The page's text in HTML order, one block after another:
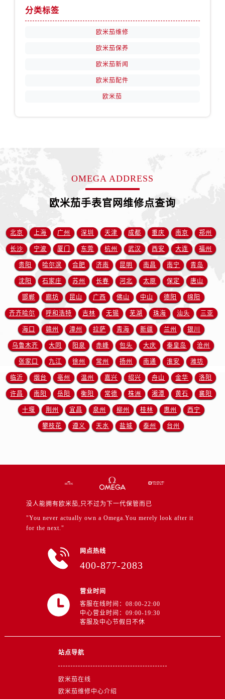
四川省巴中市巴州区江北大道售后服务中心（需提前预约）
四川省成都市锦江区人民东路6号SAC东原中心24层2406B室售后服务中心（需提前预约）
四川省达州市通川区中心广场、老车坝售后服务中心（需提前预约）
四川省德阳市旌阳区长江西路、南街售后服务中心（需提前预约）
四川省甘孜州市康定市情歌广场、箭炉街售后服务中心（需提前预约）
四川省广安市广安区建安南路售后服务中心（需提前预约）
四川省广元市利州区老城南北街、东大街售后服务中心（需提前预约）
四川省乐山市市中区嘉定中路售后服务中心（需提前预约）
四川省凉山州市西昌市大巷口下街售后服务中心（需提前预约）
四川省泸州市江阳区治平路售后服务中心（需提前预约）
四川省眉山市东坡区三苏路售后服务中心（需提前预约）
四川省绵阳市涪城区翠花街售后服务中心（需提前预约）
四川省南充市高坪区江东大道售后服务中心（需提前预约）
四川省雅安市雨城区熊猫大道售后服务中心（需提前预约）
分类标签
欧米茄维修
欧米茄保养
欧米茄新闻
欧米茄配件
欧米茄
OMEGA ADDRESS
欧米茄手表官网维修点查询
北京 上海 广州 深圳 天津 成都 重庆 南京 郑州
长沙 宁波 厦门 东莞 杭州 武汉 西安 大连 福州
贵阳 哈尔滨 合肥 济南 昆明 南昌 南宁 青岛
沈阳 石家庄 苏州 长春 河北 太原 保定 唐山
邯郸 廊坊 昆山 广西 佛山 中山 德阳 绵阳
齐齐哈尔 呼和浩特 吉林 无锡 芜湖 珠海 汕头 三亚
海口 赣州 漳州 拉萨 青海 新疆 兰州 银川
乌鲁木齐 大同 阳泉 赤峰 包头 大庆 秦皇岛 沧州
张家口 九江 徐州 常州 扬州 南通 淮安 潍坊
临沂 烟台 亳州 温州 嘉兴 绍兴 舟山 金华 洛阳
许昌 南阳 岳阳 衡阳 常德 株洲 湘潭 黄石 襄阳
十堰 荆州 宜昌 泉州 柳州 桂林 惠州 西宁
攀枝花 遵义 天水 盐城 泰州 台州
没人能拥有欧米茄,只不过为下一代保管而已
"You never actually own a Omega.You merely look after it
for the next."
网点热线
400-877-2083
营业时间
客服在线时间：08:00-22:00
中心营业时间：09:00-19:30
客服及中心节假日不休
站点导航
欧米茄在线
欧米茄维修中心介绍